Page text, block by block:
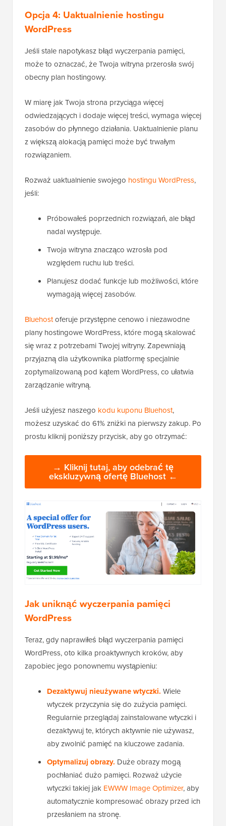
Opcja 4: Uaktualnienie hostingu
WordPress
Jeśli stale napotykasz błąd wyczerpania pamięci,
może to oznaczać, że Twoja witryna przerosła swój
obecny plan hostingowy.
W miarę jak Twoja strona przyciąga więcej
odwiedzających i dodaje więcej treści, wymaga więcej
zasobów do płynnego działania. Uaktualnienie planu
z większą alokacją pamięci może być trwałym
rozwiązaniem.
Rozważ uaktualnienie swojego hostingu WordPress,
jeśli:
Próbowałeś poprzednich rozwiązań, ale błąd
nadal występuje.
Twoja witryna znacząco wzrosła pod
względem ruchu lub treści.
Planujesz dodać funkcje lub możliwości, które
wymagają więcej zasobów.
Bluehostoferuje przystępne cenowo i niezawodne
plany hostingowe WordPress, które mogą skalować
się wraz z potrzebami Twojej witryny. Zapewniają
przyjazną dla użytkownika platformę specjalnie
zoptymalizowaną pod kątem WordPress, co ułatwia
zarządzanie witryną.
Jeśli użyjesz naszego kodu kuponu Bluehost,
możesz uzyskać do 61% zniżki na pierwszy zakup. Po
prostu kliknij poniższy przycisk, aby go otrzymać:
→ Kliknij tutaj, aby odebrać tę
ekskluzywną ofertę Bluehost ←
Jak uniknąć wyczerpania pamięci
WordPress
Teraz, gdy naprawiłeś błąd wyczerpania pamięci
WordPress, oto kilka proaktywnych kroków, aby
zapobiec jego ponownemu wystąpieniu:
Dezaktywuj nieużywane wtyczki. Wiele
wtyczek przyczynia się do zużycia pamięci.
Regularnie przeglądaj zainstalowane wtyczki i
dezaktywuj te, których aktywnie nie używasz,
aby zwolnić pamięć na kluczowe zadania.
Optymalizuj obrazy. Duże obrazy mogą
pochłaniać dużo pamięci. Rozważ użycie
wtyczki takiej jak EWWW Image Optimizer, aby
automatycznie kompresować obrazy przed ich
przesłaniem na stronę.